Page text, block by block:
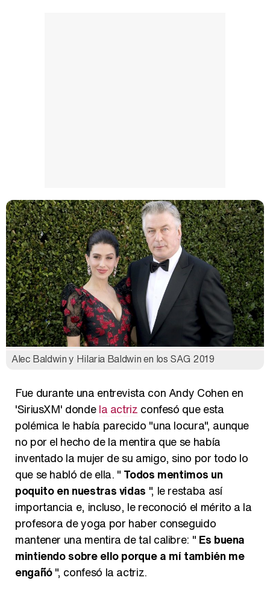
Alec Baldwin y Hilaria Baldwin en los SAG 2019
Fue durante una entrevista con Andy Cohen en
'SiriusXM' dondela actriz confesó que esta
polémica le había parecido "una locura", aunque
no por el hecho de la mentira que se había
inventado la mujer de su amigo, sino por todo lo
que se habló de ella. " Todos mentimos un
poquito en nuestras vidas ", le restaba así
importancia e, incluso, le reconoció el mérito a la
profesora de yoga por haber conseguido
mantener una mentira de tal calibre: " Es buena
mintiendo sobre ello porque a mí también me
engañó", confesó la actriz.